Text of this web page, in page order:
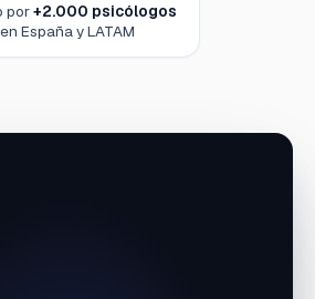
por+2.000 psicólogos
en España y LATAM